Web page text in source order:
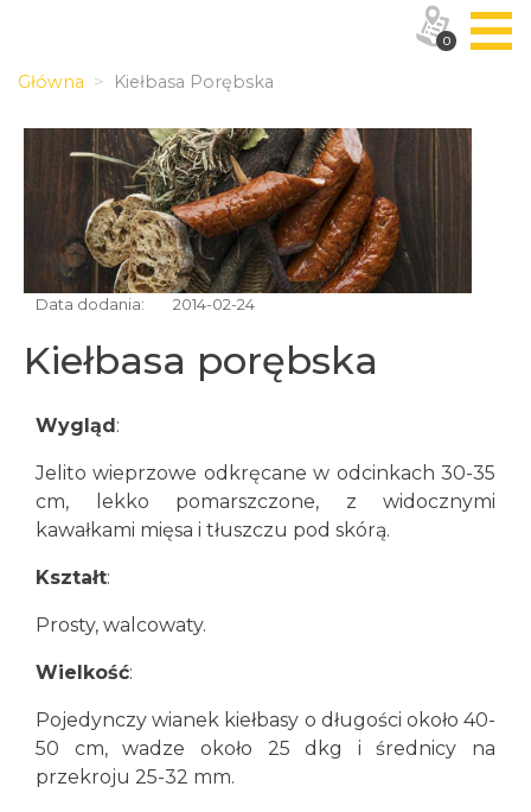
Główna Kiełbasa Porębska
Data dodania: 2014-02-24
Kiełbasa porębska
Wygląd:
Jelito wieprzowe odkręcane w odcinkach 30-35
cm, lekko pomarszczone, z widocznymi
kawałkami mięsa i tłuszczu pod skórą.
Kształt:
Prosty, walcowaty.
Wielkość:
Pojedynczy wianek kiełbasy o długości około 40-
50 cm, wadze około 25 dkg i średnicy na
przekroju 25-32 mm.
0